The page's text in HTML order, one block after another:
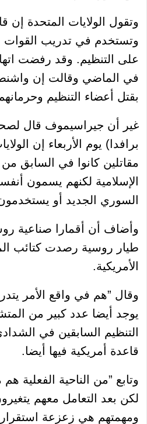
وتقول الولايات المتحدة إن
وتستخدم في تدريب
على التنظيم. وقد رفضت
في الماضي وقالت إن
بقتل أعضاء التنظيم
غير أن جيراسيموف قال
برافدا) يوم الأربعاء إن
مقاتلين كانوا في السابق من
الإسلامية لكنهم يسمون
السوري الجديد أو
وأضاف أن أقمارا صناعية
طيار روسية رصدت كتائب
الأمريكية.
وقال ”هم في واقع الأمر
يوجد أيضا عدد كبير من
التنظيم السابقين في
قاعدة أمريكية فيها أيضا.
وتابع ”من الناحية الفعلية
لكن بعد التعامل معهم
ومهمتهم هي زعزعة